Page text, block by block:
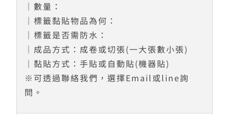
｜數量：
｜標籤黏貼物品為何：
｜標籤是否需防水：
｜成品方式：成卷或切張(一大張數小張)
｜黏貼方式：手貼或自動貼(機器貼)
※可透過聯絡我們，選擇Email或line詢
問。